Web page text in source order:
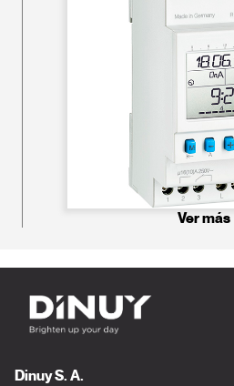
Ver más
Dinuy S. A.